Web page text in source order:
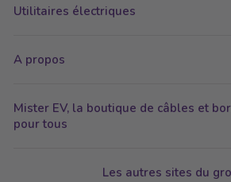
Utilitaires électriques
A propos
Mister EV, la boutique de câbles et
pour tous
Les autres sites du